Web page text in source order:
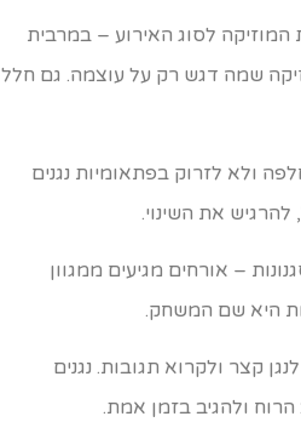
לסוג האירוע – במרבית
שמה דגש רק על עוצמה. גם חלל
ולא לזרוק בפתאומיות נגנים
את השינוי.
– אורחים מגיעים ממגוון
היא שם המשחק.
קצר ולקרוא תגובות. נגנים
ולהגיב בזמן אמת.